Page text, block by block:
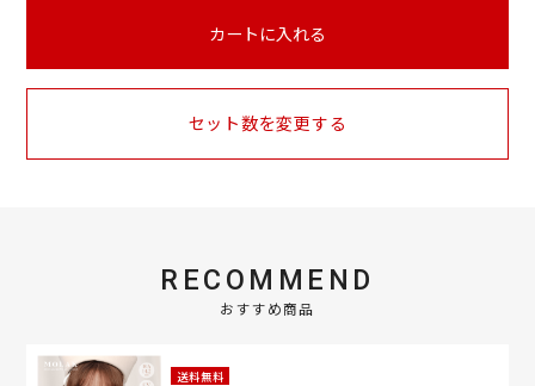
カートに入れる
セット数を変更する
RECOMMEND
おすすめ商品
送料無料